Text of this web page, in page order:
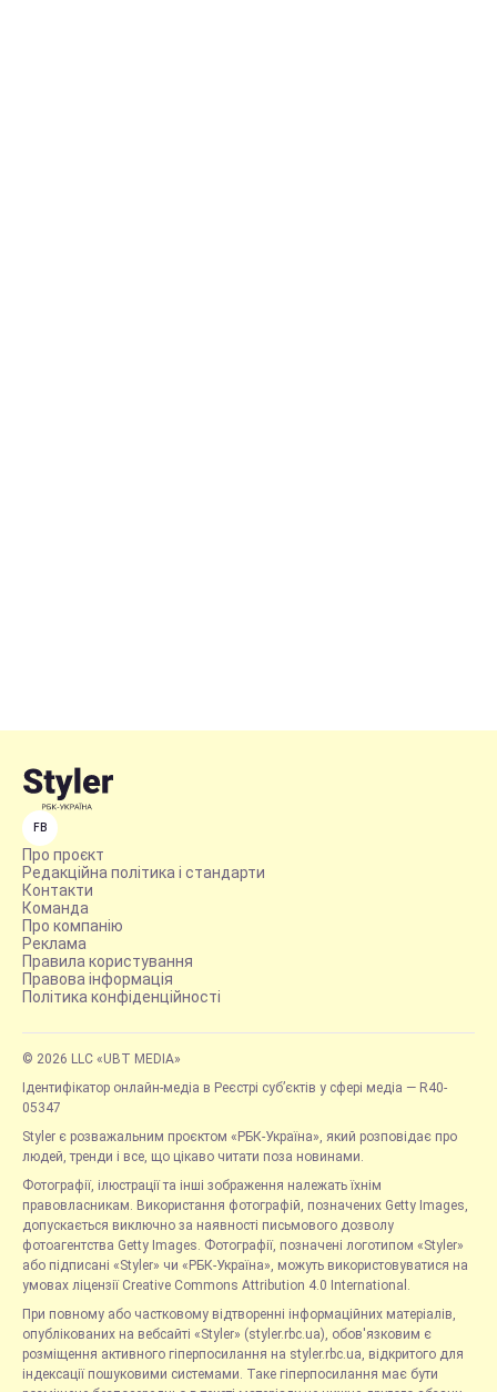
FB
Про проєкт
Редакційна політика і стандарти
Контакти
Команда
Про компанію
Реклама
Правила користування
Правова інформація
Політика конфіденційності
© 2026 LLC «UBT MEDIA»
Ідентифікатор онлайн-медіа в Реєстрі суб’єктів у сфері медіа — R40-
05347
Styler є розважальним проєктом «РБК-Україна», який розповідає про
людей, тренди і все, що цікаво читати поза новинами.
Фотографії, ілюстрації та інші зображення належать їхнім
правовласникам. Використання фотографій, позначених Getty Images,
допускається виключно за наявності письмового дозволу
фотоагентства Getty Images. Фотографії, позначені логотипом «Styler»
або підписані «Styler» чи «РБК-Україна», можуть використовуватися на
умовах ліцензії Creative Commons Attribution 4.0 International.
При повному або частковому відтворенні інформаційних матеріалів,
опублікованих на вебсайті «Styler» (styler.rbc.ua), обов'язковим є
розміщення активного гіперпосилання на styler.rbc.ua, відкритого для
індексації пошуковими системами. Таке гіперпосилання має бути